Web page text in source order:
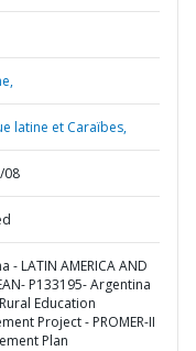
latine et Caraïbes,
08
- LATIN AMERICA AND
P133195- Argentina
Education
Project - PROMER-II
Plan